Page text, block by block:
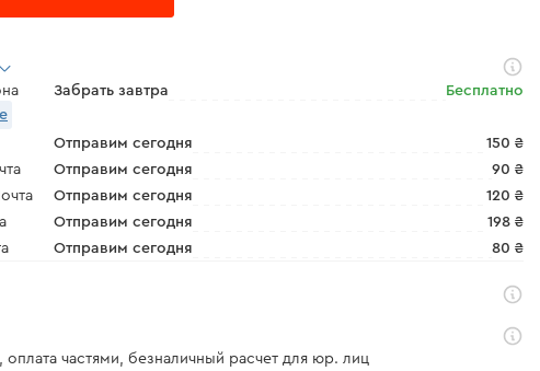
Забрать завтра
Бесплатно
Отправим сегодня
150 ₴
Отправим сегодня
90 ₴
Отправим сегодня
120 ₴
Отправим сегодня
198 ₴
Отправим сегодня 80 ₴
частями, безналичный расчет для юр. лиц